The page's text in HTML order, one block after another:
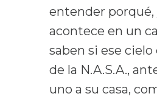
entender porqué,
acontece en un
saben si ese
de la N.A.S.A.,
uno a su casa,